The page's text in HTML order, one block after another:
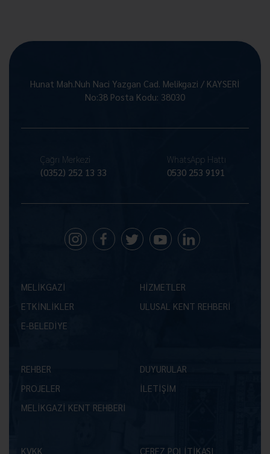
Hunat Mah.Nuh Naci Yazgan Cad. Melikgazi / KAYSERİ
No:38 Posta Kodu: 38030
Çağrı Merkezi
(0352) 252 13 33
WhatsApp Hattı
0530 253 9191
MELİKGAZİ
HİZMETLER
ETKİNLİKLER
ULUSAL KENT REHBERİ
E-BELEDİYE
REHBER
DUYURULAR
PROJELER
İLETİŞİM
MELİKGAZİ KENT REHBERİ
KVKK ÇEREZ POLİTİKASI